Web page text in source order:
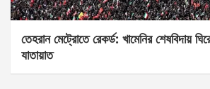
তেহরান মেট্রোতে রেকর্ড: খামেনির শেষবিদায়
যাতায়াত